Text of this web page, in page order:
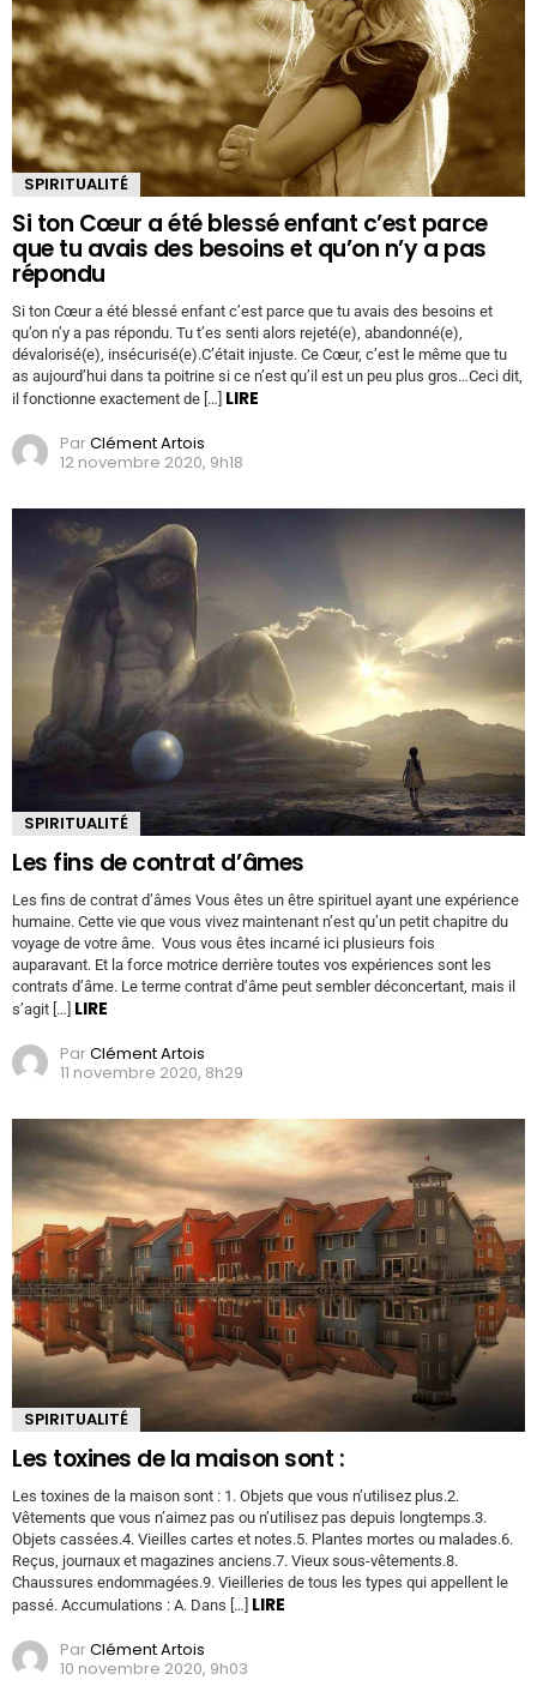
SPIRITUALITÉ
Si ton Cœur a été blessé enfant c’est parce
que tu avais des besoins et qu’on n’y a pas
répondu
Si ton Cœur a été blessé enfant c’est parce que tu avais des besoins et
qu’on n’y a pas répondu. Tu t’es senti alors rejeté(e), abandonné(e),
dévalorisé(e), insécurisé(e).C’était injuste. Ce Cœur, c’est le même que tu
as aujourd’hui dans ta poitrine si ce n’est qu’il est un peu plus gros…Ceci dit,
il fonctionne exactement de […] LIRE
ParClément Artois
12 novembre 2020, 9h18
SPIRITUALITÉ
Les fins de contrat d’âmes
Les fins de contrat d’âmes Vous êtes un être spirituel ayant une expérience
humaine. Cette vie que vous vivez maintenant n’est qu’un petit chapitre du
voyage de votre âme. Vous vous êtes incarné ici plusieurs fois
auparavant. Et la force motrice derrière toutes vos expériences sont les
contrats d’âme. Le terme contrat d’âme peut sembler déconcertant, mais il
s’agit […] LIRE
ParClément Artois
11 novembre 2020, 8h29
SPIRITUALITÉ
Les toxines de la maison sont :
Les toxines de la maison sont : 1. Objets que vous n’utilisez plus.2.
Vêtements que vous n’aimez pas ou n’utilisez pas depuis longtemps.3.
Objets cassées.4. Vieilles cartes et notes.5. Plantes mortes ou malades.6.
Reçus, journaux et magazines anciens.7. Vieux sous-vêtements.8.
Chaussures endommagées.9. Vieilleries de tous les types qui appellent le
passé. Accumulations : A. Dans […] LIRE
ParClément Artois
10 novembre 2020, 9h03